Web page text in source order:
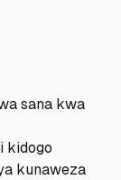
sana kwa
kidogo
kunaweza